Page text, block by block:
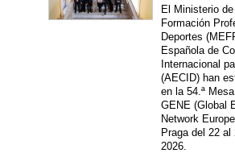
El Ministerio de
Formación
Deportes
Española de
Internacional
(AECID) han
en la 54.ª
GENE (Global
Network
Praga del 22 al
2026.